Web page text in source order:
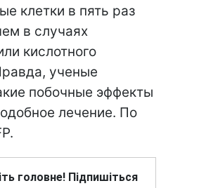
клетки в пять раз
в случаях
кислотного
ученые
побочные эффекты
лечение. По
головне! Підпишіться